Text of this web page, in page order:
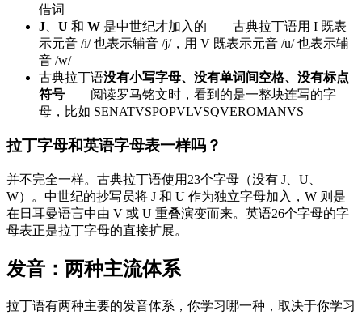
借词
J
U 和 W 是中世纪才加入的——古典拉丁语用 I 既表
示元音 /i/ 也表示辅音 /j/，用 V 既表示元音 /u/ 也表示辅
音 /w/
古典拉丁语没有小写字母、没有单词间空格、没有标点
符号——阅读罗马铭文时，看到的是一整块连写的字
母，比如 SENATVSPOPVLVSQVEROMANVS
拉丁字母和英语字母表一样吗？
并不完全一样。古典拉丁语使用23个字母（没有 J、U、
W）。中世纪的抄写员将 J 和 U 作为独立字母加入，W 则是
在日耳曼语言中由 V 或 U 重叠演变而来。英语26个字母的字
母表正是拉丁字母的直接扩展。
发音：两种主流体系
拉丁语有两种主要的发音体系，你学习哪一种，取决于你学习